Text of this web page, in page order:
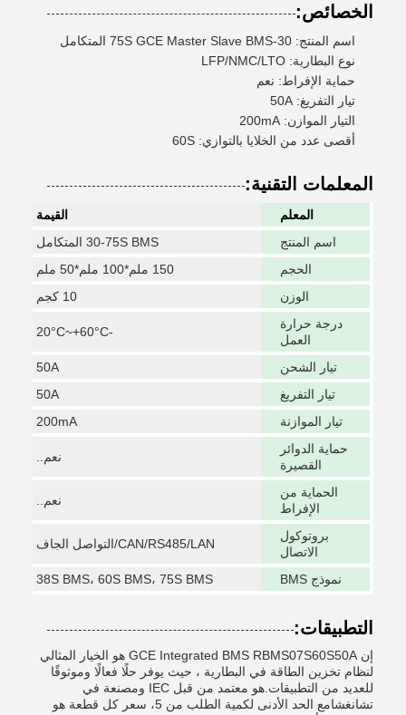
الخصائص:
اسم المنتج: 30-75S GCE Master Slave BMS المتكامل
نوع البطارية: LFP/NMC/LTO
حماية الإفراط: نعم
تيار التفريغ: 50A
التيار الموازن: 200mA
أقصى عدد من الخلايا بالتوازي: 60S
المعلمات التقنية:
المعلم
القيمة
اسم المنتج
30-75S BMS المتكامل
الحجم
150 ملم*100 ملم*50 ملم
الوزن
10 كجم
درجة حرارة
العمل
-20°C~+60°C
تيار الشحن
50A
تيار التفريغ
50A
تيار الموازنة
200mA
حماية الدوائر
القصيرة
نعم..
الحماية من
الإفراط
نعم..
بروتوكول
الاتصال
CAN/RS485/LAN/التواصل الجاف
نموذج BMS 38S BMS، 60S BMS، 75S BMS
التطبيقات:
إن GCE Integrated BMS RBMS07S60S50A هو الخيار المثالي
لنظام تخزين الطاقة في البطارية ، حيث يوفر حلًا فعالًا وموثوقًا
للعديد من التطبيقات.هو معتمد من قبل IEC ومصنعة في
تشانغشامع الحد الأدنى لكمية الطلب من 5، سعر كل قطعة هو